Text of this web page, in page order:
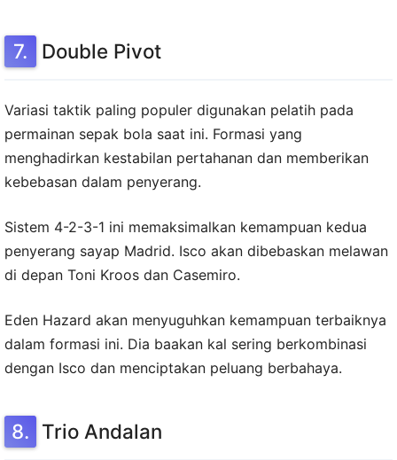
Double Pivot
Variasi taktik paling populer digunakan pelatih pada
permainan sepak bola saat ini. Formasi yang
menghadirkan kestabilan pertahanan dan memberikan
kebebasan dalam penyerang.
Sistem 4-2-3-1 ini memaksimalkan kemampuan kedua
penyerang sayap Madrid. Isco akan dibebaskan melawan
di depan Toni Kroos dan Casemiro.
Eden Hazard akan menyuguhkan kemampuan terbaiknya
dalam formasi ini. Dia baakan kal sering berkombinasi
dengan Isco dan menciptakan peluang berbahaya.
Trio Andalan